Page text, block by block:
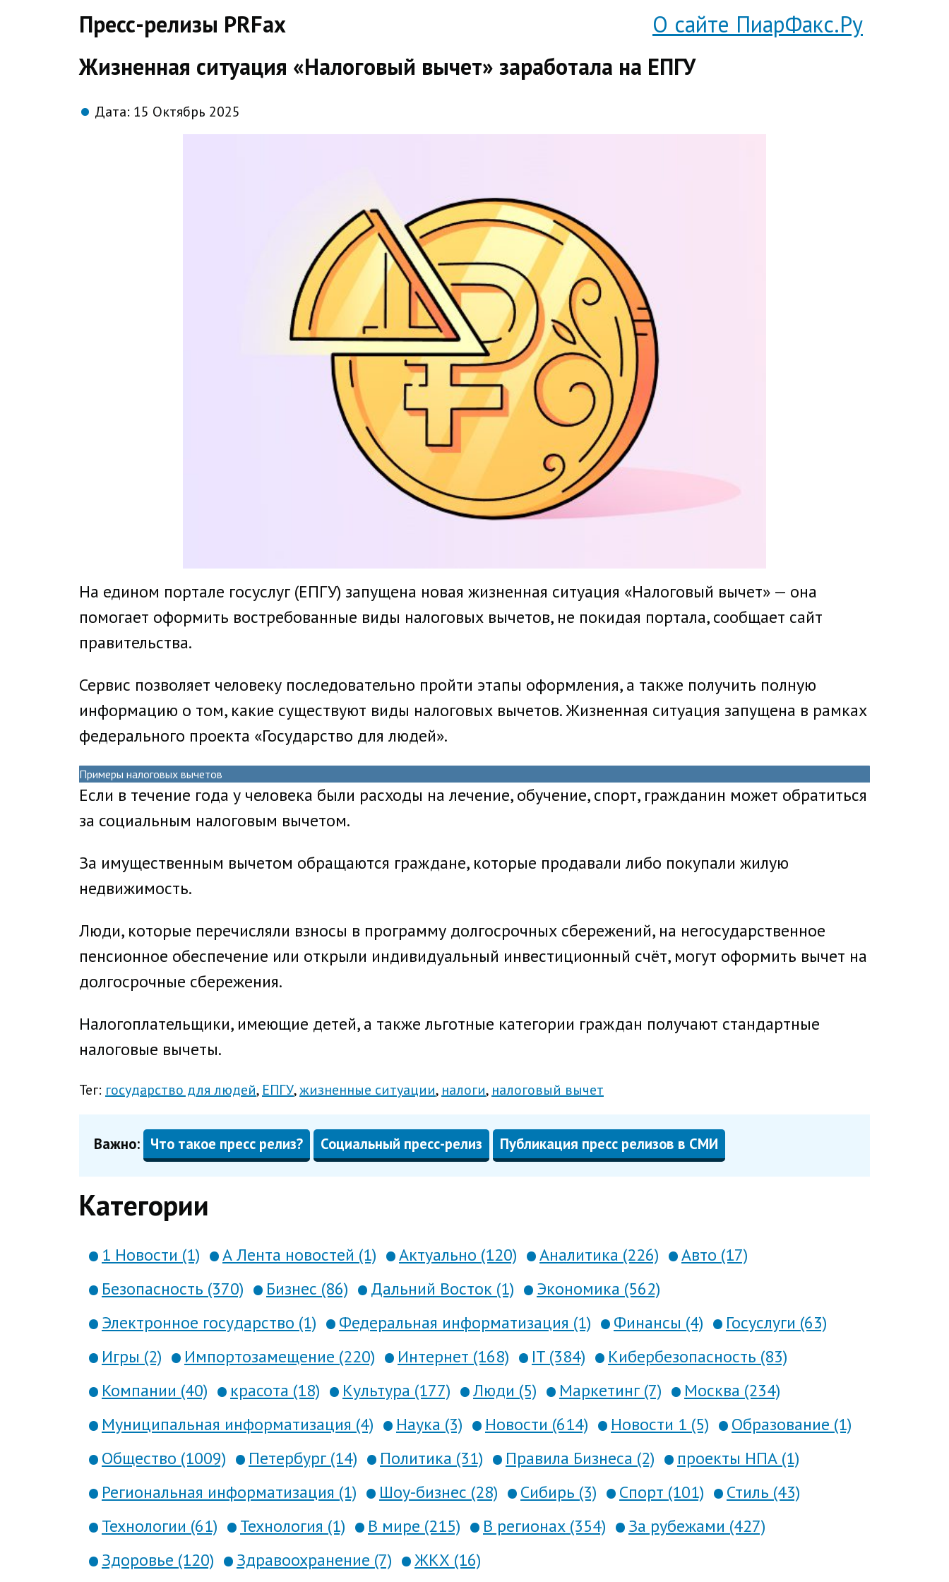
Пресс-релизы PRFax
О сайте ПиарФакс.Ру
Жизненная ситуация «Налоговый вычет» заработала на ЕПГУ
Дата: 15 Октябрь 2025
На едином портале госуслуг (ЕПГУ) запущена новая жизненная ситуация «Налоговый вычет» — она
помогает оформить востребованные виды налоговых вычетов, не покидая портала, сообщает сайт
правительства.
Сервис позволяет человеку последовательно пройти этапы оформления, а также получить полную
информацию о том, какие существуют виды налоговых вычетов. Жизненная ситуация запущена в рамках
федерального проекта «Государство для людей».
Примеры налоговых вычетов
Если в течение года у человека были расходы на лечение, обучение, спорт, гражданин может обратиться
за социальным налоговым вычетом.
За имущественным вычетом обращаются граждане, которые продавали либо покупали жилую
недвижимость.
Люди, которые перечисляли взносы в программу долгосрочных сбережений, на негосударственное
пенсионное обеспечение или открыли индивидуальный инвестиционный счёт, могут оформить вычет на
долгосрочные сбережения.
Налогоплательщики, имеющие детей, а также льготные категории граждан получают стандартные
налоговые вычеты.
Тег: государство для людей ЕПГУ жизненные ситуации налоги налоговый вычет
Важно: Что такое пресс релиз? Социальный пресс-релиз Публикация пресс релизов в СМИ
Категории
1 Новости (1) А Лента новостей (1) Актуально (120) Аналитика (226)
Авто (17)
Безопасность (370)
Бизнес (86) Дальний Восток (1)
Экономика (562)
Электронное государство (1)
Федеральная информатизация (1) Финансы (4)
Госуслуги (63)
Игры (2)
Импортозамещение (220) Интернет (168) IT (384)
Кибербезопасность (83)
Компании (40)
красота (18) Культура (177) Люди (5) Маркетинг (7)
Москва (234)
Муниципальная информатизация (4)
Наука (3) Новости (614) Новости 1 (5)
Образование (1)
Общество (1009)
Петербург (14) Политика (31) Правила Бизнеса (2)
проекты НПА (1)
Региональная информатизация (1)
Шоу-бизнес (28) Сибирь (3) Спорт (101)
Стиль (43)
Технологии (61)
Технология (1) В мире (215) В регионах (354)
За рубежами (427)
Здоровье (120)
Здравоохранение (7) ЖКХ (16)